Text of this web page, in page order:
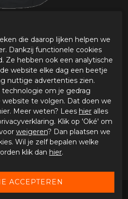
CORVIT
15:00 uur besteld, dezelfde
MACNA, CORVIT
die daarop lijken helpen we
Dankzij functionele cookies
Ze hebben ook een analytische
website elke dag een beetje
nuttige advertenties zien.
om je gedrag
te volgen. Dat doen we
Meer weten? Lees hier alles
Klik op 'Oké' om
weigeren? Dan plaatsen we
Wil je zelf bepalen welke
klik dan hier.